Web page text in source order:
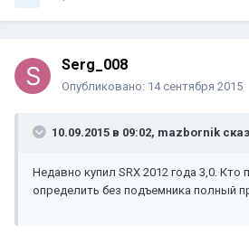
Serg_008
Опубликовано: 14 сентября 2015
10.09.2015 в 09:02, mazbornik
Недавно купил SRX 2012 года 3,0. Кто
определить без подъемника полный